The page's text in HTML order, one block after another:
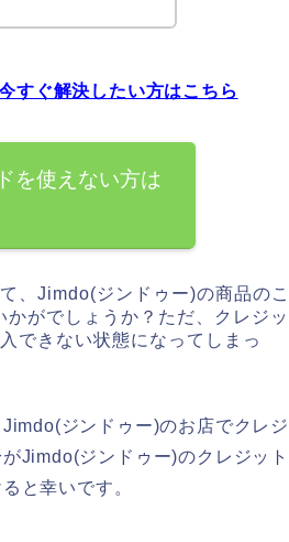
すぐ解決したい方はこちら
を使えない方は
、Jimdo(ジンドゥー)の商品のこ
がでしょうか？ただ、クレジッ
できない状態になってしまっ
ジンドゥー)のお店でクレジ
Jimdo(ジンドゥー)のクレジット
と幸いです。